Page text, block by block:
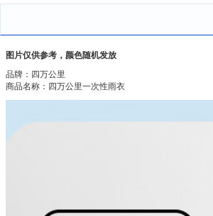
图片仅供参考，颜色随机发放
品牌：四万公里
商品名称：四万公里一次性雨衣